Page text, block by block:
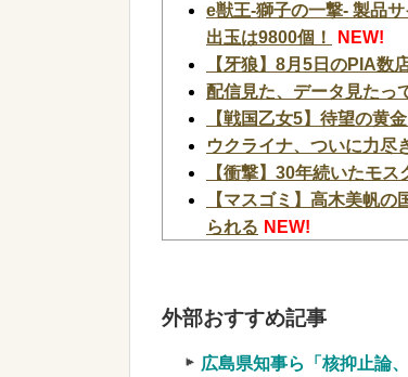
e獣王-獅子の一撃- 製品
出玉は9800個！
NEW!
【牙狼】8月5日のPIA数
配信見た、データ見たっ
【戦国乙女5】待望の黄
ウクライナ、ついに力尽
【衝撃】30年続いたモ
【マスゴミ】高木美帆
られる NEW!
w NEW!
【速報】NHK職員が番
NEW!
外部おすすめ記事
広島県知事ら「核抑止論